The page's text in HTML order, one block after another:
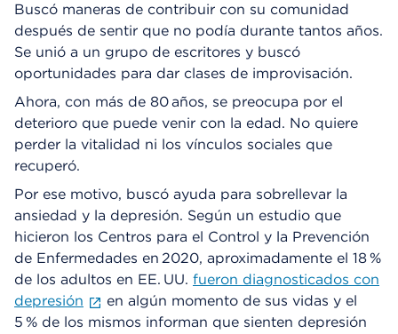
Buscó maneras de contribuir con su comunidad
después de sentir que no podía durante tantos años.
Se unió a un grupo de escritores y buscó
oportunidades para dar clases de improvisación.
Ahora, con más de 80 años, se preocupa por el
deterioro que puede venir con la edad. No quiere
perder la vitalidad ni los vínculos sociales que
recuperó.
Por ese motivo, buscó ayuda para sobrellevar la
ansiedad y la depresión. Según un estudio que
hicieron los Centros para el Control y la Prevención
de Enfermedades en 2020, aproximadamente el 18 %
de los adultos en EE. UU. fueron diagnosticados con
depresión
en algún momento de sus vidas y el
5 % de los mismos informan que sienten depresión